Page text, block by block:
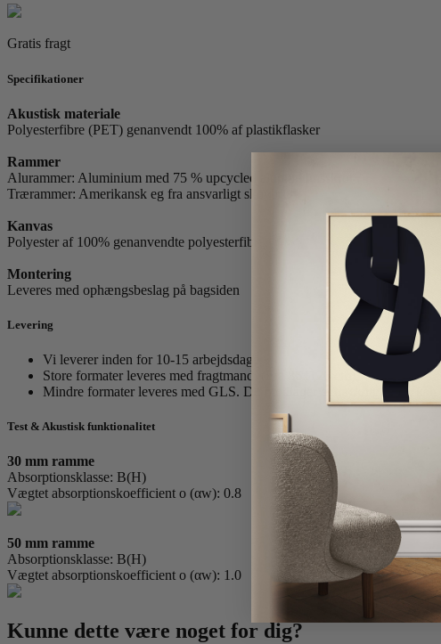
Gratis fragt
Specifikationer
Akustisk materiale
Polyesterfibre (PET) genanvendt 100% af plastikflasker
Rammer
Alurammer: Aluminium med 75 % upcycled aluminiumsskrot
Trærammer: Amerikansk eg fra ansvarligt skovbrug.
Kanvas
Polyester af 100% genanvendte polyesterfibre.
Montering
Leveres med ophængsbeslag på bagsiden
Levering
Vi leverer inden for 10-15 arbejdsdage.
Store formater leveres med fragtmand. (Fra 86x120 cm)
Mindre formater leveres med GLS. Du modtager et tracking nr og kan
Test & Akustisk funktionalitet
30 mm ramme
Absorptionsklasse: B(H)
Vægtet absorptionskoefficient o (αw): 0.8
50 mm ramme
Absorptionsklasse: B(H)
Vægtet absorptionskoefficient o (αw): 1.0
Kunne dette være noget for dig?